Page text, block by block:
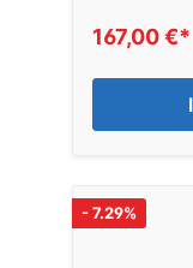
167,00 €*
- 7.29%